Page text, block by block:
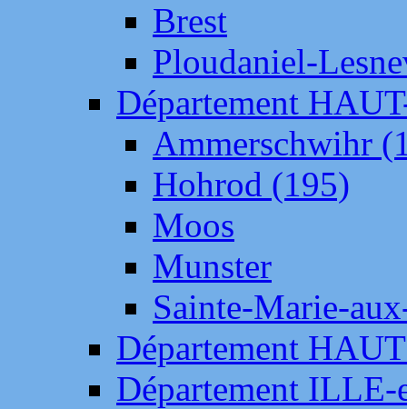
Brest
Ploudaniel-
Département
Ammerschwihr
Hohrod (195)
Moos
Munster
Sainte-Marie-
Département
Département